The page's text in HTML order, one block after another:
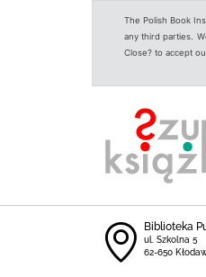
The Polish Book
any third parties.
Close? to accept
Biblioteka
ul. Szkolna 5
62-650